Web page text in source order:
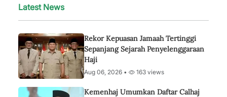
Latest News
Rekor Kepuasan Jamaah Tertinggi
Sepanjang Sejarah Penyelenggaraan
Haji
Aug 06, 2026 • 163 views
Kemenhaj Umumkan Daftar Calhaj